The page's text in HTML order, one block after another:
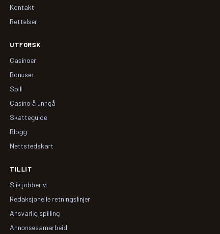
Kontakt
Rettelser
UTFORSK
Casinoer
Bonuser
Spill
Casino å unngå
Skatteguide
Blogg
Nettstedskart
TILLIT
Slik jobber vi
Redaksjonelle retningslinjer
Ansvarlig spilling
Annonsesamarbeid